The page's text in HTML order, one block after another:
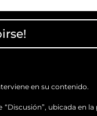
en su contenido.
ubicada en